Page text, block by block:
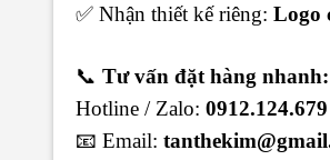
✅ Nhận thiết kế riêng: Logo
📞 Tư vấn đặt hàng nhanh:
Hotline / Zalo: 0912.124.679
📧 Email: